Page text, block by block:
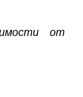
от